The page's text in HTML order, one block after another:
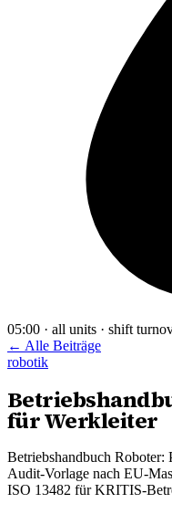
05:00 · all units · shift
← Alle Beiträge
robotik
für Werkleiter
Betriebshandbuch Roboter:
Audit-Vorlage nach EU-
ISO 13482 für KRITIS-